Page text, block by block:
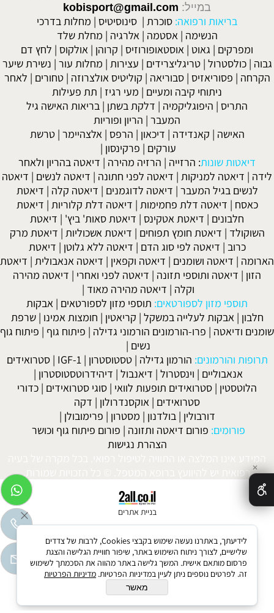
במייל: kobisport@gmail.com
בריאות ורפואה: סוכרת | סינוסיטיס | מחלות בדרכי
הנשימה | אסטמה | אלרגיה | מחלת שלד
ומפרקים | גאוט | אוסטאופורוזיס | קרוהן | אולקוס | לחץ דם
גבוה |כולסטרול |טריגליצרידים | עצירות | מחלות עור | נשירת שיער
הקרחה | פסוריאזיס |סבוריאה | קוליטיס אולצרוזה |טחורים | לאחר
ניתוחי קיבה ומעיים | מעי רגיז | תת פעילות
התריס | היפוגליקמיה | דלקת בשתן | בריאות האישה גיל
המעבר | הריון ופוריות
האישה | קאנדידה | דיכאון | הרפס | אלצהיימר |טרשת
עורקים | פרקינסון |
דיאטות שונות: הרזייה | הרזיה מהירה | דיאטה בהריון ולאחר
לידה | דיאטה למניקות | דיאטה לפני חתונה | דיאטה לנשים | דיאטה
לנשים בגיל המעבר | דיאטה לדוגמנים | דיאטה קלה | דיאטת
כאסח | דיאטה דלת פחמימות | דיאטה דלת קלוריות | דיאטת
חלבונים | דיאטת אטקינס | דיאטת סאות' ביץ' | דיאטת
השוקולד | דיאטת חומץ תפוחים | דיאטת אשכוליות | דיאטת מרק
כרוב | דיאטה לפי סוג הדם | דיאטה ללא גלוטן | דיאטת
הארומה | דיאטה ושומנים | דיאטה וקפאין | דיאטה אנאבולית | דיאטת
הזון | דיאטה ותוספי תזונה | דיאטה לפני ואחרי | דיאטה מהירה
וקלה | דיאטה מהירה מאוד |
תוספי מזון לספורטאים: תוספי מזון לספורטאים | אבקות
חלבון | אבקות לעלייה במשקל | קריאטין | חומצות אמינו |שרפת
שומנים ודיאטה | פרו-הורמונים הורמוני גדילה | פיתוח גוף | פיתוח גוף
נשים |
תרופות והורמונים: הורמון גדילה |טסטוסטרון |
IGF-1
|סטרואידים
אנאבוליים | וינסטרול | דיאנבול | דיהידרוטסטוסטרון |
הלוטסטין | סטרואידים תופעות לוואי | סוגי סטרואידים | כדורי
סטרואידים | אוקסנדרולון | דקה
דורבולין | בולדנון | מסטרון | פרימובולן |
פורומים: פורום דיאטה ותזונה | פורום פיתוח גוף וכושר
הצהרת נגישות
המידע אינו המלצה או התוויה לטיפול רפואי. בכל מקרה של בעיה
רפואית יש להיוועץ ברופא המטפל. © כל הזכויות שמורות.
בניית אתרים
✕
לידיעתך, באתרנו נעשה שימוש בקבצי Cookies, לרבות של צדדים
שלישיים, לצורך ניתוח השימוש באתר, שיפור חוויית הגלישה והצגת
פרסום מותאם אישית. המשך גלישה באתר מהווה את הסכמתך לשימוש
זה. לפרטים נוספים ניתן לעיין במדיניות הפרטיות. מדיניות הפרטיות
מאשר